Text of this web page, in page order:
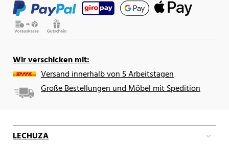
Wir verschicken mit:
Versand innerhalb von 5 Arbeitstagen
Große Bestellungen und Möbel mit Spedition
LECHUZA